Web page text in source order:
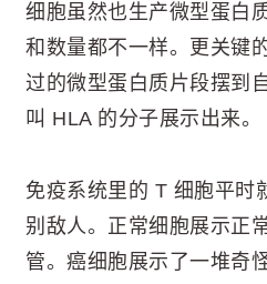
细胞虽然也生产微型蛋白
和数量都不一样。更关键
过的微型蛋白质片段摆到
叫 HLA 的分子展示出来。
免疫系统里的 T 细胞平时
别敌人。正常细胞展示正
管。癌细胞展示了一堆奇